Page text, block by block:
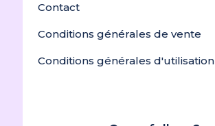
Contact
Conditions générales de vente
Conditions générales d'utilisation